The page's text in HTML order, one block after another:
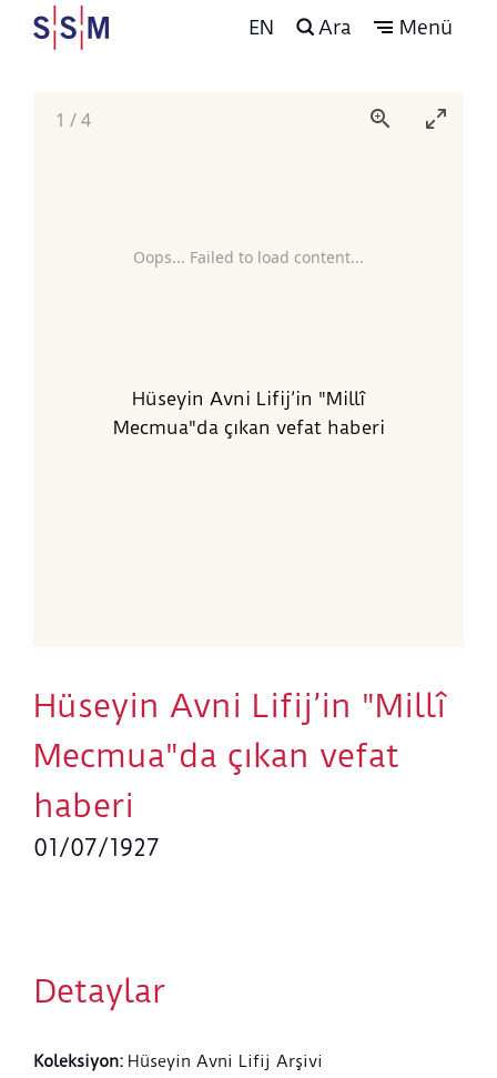
EN Ara Menü
Oops... Failed to load content...
1 /4
Hüseyin Avni Lifij’in "Millî
Mecmua"da çıkan vefat haberi
Hüseyin Avni Lifij’in "Millî
Mecmua"da çıkan vefat
haberi
01/07/1927
Detaylar
Koleksiyon: Hüseyin Avni Lifij Arşivi